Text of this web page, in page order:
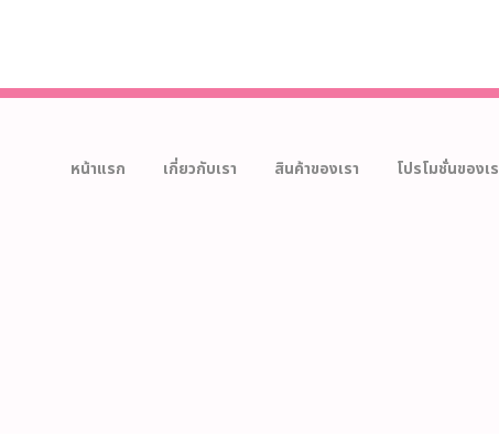
หน้าแรก เกี่ยวกับเรา สินค้าของเรา โปรโมชั่นของเ